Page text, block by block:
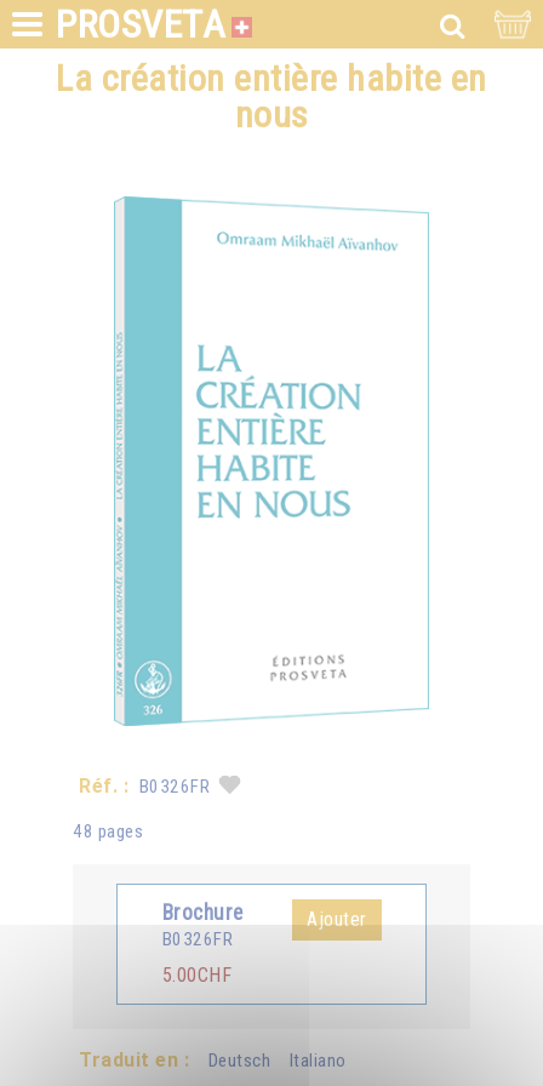
PROSVETA
La création entière habite en
nous
Réf. : B0326FR
48 pages
Brochure
B0326FR
5.00CHF
Ajouter
Traduit en : Deutsch Italiano